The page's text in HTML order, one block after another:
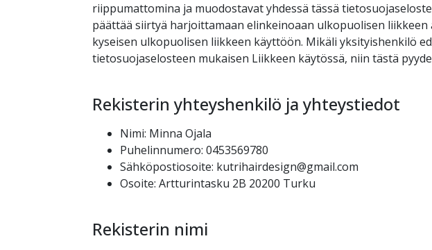
riippumattomina ja muodostavat yhdessä tässä
päättää siirtyä harjoittamaan elinkeinoaan ulkopuolisen
kyseisen ulkopuolisen liikkeen käyttöön. Mikäli yksityishenkilö
tietosuojaselosteen mukaisen Liikkeen käytössä, niin tästä
Rekisterin yhteyshenkilö ja yhteystiedot
Nimi: Minna Ojala
Puhelinnumero: 0453569780
Sähköpostiosoite: kutrihairdesign@gmail.com
Osoite: Artturintasku 2B 20200 Turku
Rekisterin nimi